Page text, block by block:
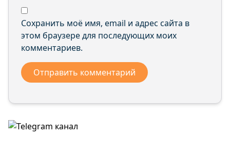
Сохранить моё имя, email и адрес сайта в
этом браузере для последующих моих
комментариев.